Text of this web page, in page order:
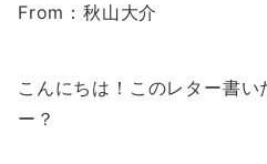
From：秋山大介
こんにちは！このレター書
ー？